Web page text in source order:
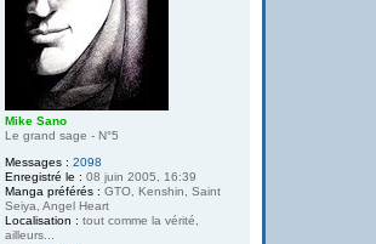
Mike Sano
Le grand sage - N°5
Messages : 2098
Enregistré le : 08 juin 2005, 16:39
Manga préférés : GTO, Kenshin, Saint
Seiya, Angel Heart
Localisation : tout comme la vérité,
ailleurs...